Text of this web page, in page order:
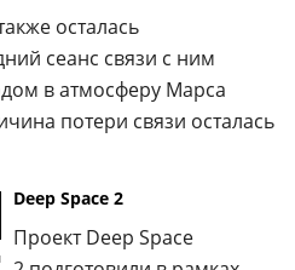
осталась
сеанс связи с ним
в атмосферу Марса
потери связи осталась
Deep Space 2
Проект Deep Space